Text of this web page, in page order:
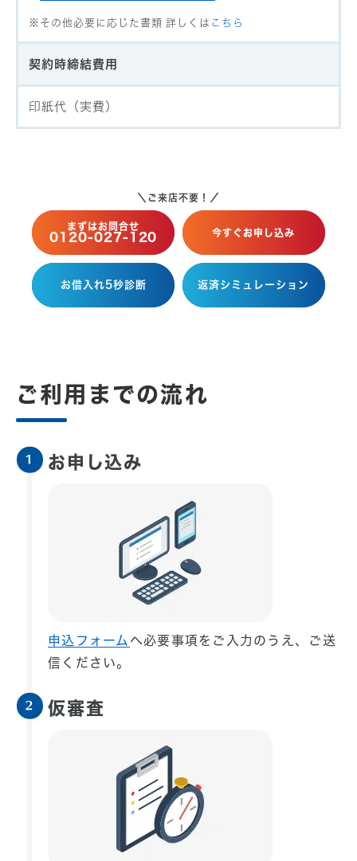
その他必要に応じた書類 詳しくは こちら
契約時締結費用
印紙代（実費）
＼ご来店不要！／
まずはお問合せ
0120-027-120 今すぐお申し込み
お借入れ5秒診断 返済シミュレーション
ご利用までの流れ
1 お申し込み
申込フォーム へ必要事項をご入力のうえ、ご送
信ください。
2 仮審査